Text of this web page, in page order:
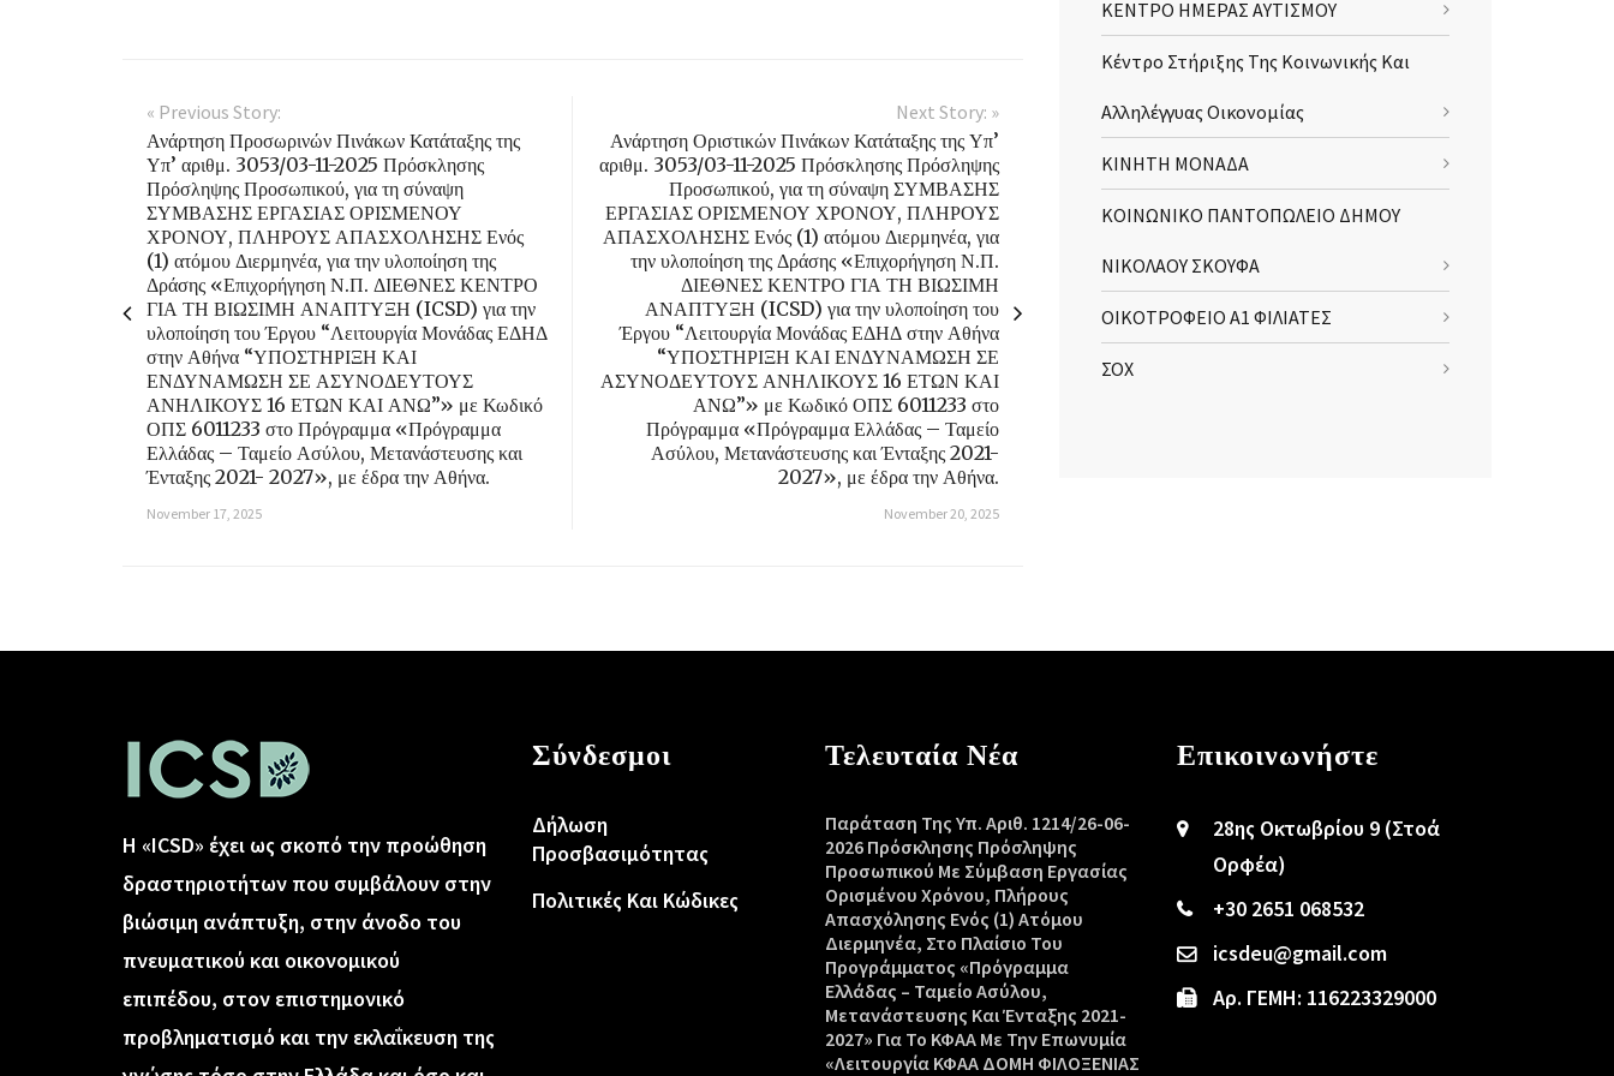
« Previous Story:
Ανάρτηση Προσωρινών Πινάκων Κατάταξης της
Υπ’ αριθμ. 3053/03-11-2025 Πρόσκλησης
Πρόσληψης Προσωπικού, για τη σύναψη
ΣΥΜΒΑΣΗΣ ΕΡΓΑΣΙΑΣ ΟΡΙΣΜΕΝΟΥ
ΧΡΟΝΟΥ, ΠΛΗΡΟΥΣ ΑΠΑΣΧΟΛΗΣΗΣ Ενός
(1) ατόμου Διερμηνέα, για την υλοποίηση της
Δράσης «Επιχορήγηση Ν.Π. ΔΙΕΘΝΕΣ ΚΕΝΤΡΟ
ΓΙΑ ΤΗ ΒΙΩΣΙΜΗ ΑΝΑΠΤΥΞΗ (ICSD) για την
υλοποίηση του Έργου “Λειτουργία Μονάδας ΕΔΗΔ
στην Αθήνα “ΥΠΟΣΤΗΡΙΞΗ ΚΑΙ
ΕΝΔΥΝΑΜΩΣΗ ΣΕ ΑΣΥΝΟΔΕΥΤΟΥΣ
ΑΝΗΛΙΚΟΥΣ 16 ΕΤΩΝ ΚΑΙ ΑΝΩ”» με Κωδικό
ΟΠΣ 6011233 στο Πρόγραμμα «Πρόγραμμα
Ελλάδας – Ταμείο Ασύλου, Μετανάστευσης και
Ένταξης 2021- 2027», με έδρα την Αθήνα.
November 17, 2025
Next Story: »
Ανάρτηση Οριστικών Πινάκων Κατάταξης της Υπ’
αριθμ. 3053/03-11-2025 Πρόσκλησης Πρόσληψης
Προσωπικού, για τη σύναψη ΣΥΜΒΑΣΗΣ
ΕΡΓΑΣΙΑΣ ΟΡΙΣΜΕΝΟΥ ΧΡΟΝΟΥ, ΠΛΗΡΟΥΣ
ΑΠΑΣΧΟΛΗΣΗΣ Ενός (1) ατόμου Διερμηνέα, για
την υλοποίηση της Δράσης «Επιχορήγηση Ν.Π.
ΔΙΕΘΝΕΣ ΚΕΝΤΡΟ ΓΙΑ ΤΗ ΒΙΩΣΙΜΗ
ΑΝΑΠΤΥΞΗ (ICSD) για την υλοποίηση του
Έργου “Λειτουργία Μονάδας ΕΔΗΔ στην Αθήνα
“ΥΠΟΣΤΗΡΙΞΗ ΚΑΙ ΕΝΔΥΝΑΜΩΣΗ ΣΕ
ΑΣΥΝΟΔΕΥΤΟΥΣ ΑΝΗΛΙΚΟΥΣ 16 ΕΤΩΝ ΚΑΙ
ΑΝΩ”» με Κωδικό ΟΠΣ 6011233 στο
Πρόγραμμα «Πρόγραμμα Ελλάδας – Ταμείο
Ασύλου, Μετανάστευσης και Ένταξης 2021-
2027», με έδρα την Αθήνα.
November 20, 2025
ΚΕΝΤΡΟ ΗΜΕΡΑΣ ΑΥΤΙΣΜΟΥ
Κέντρο Στήριξης Της Κοινωνικής Και
Αλληλέγγυας Οικονομίας
ΚΙΝΗΤΗ ΜΟΝΑΔΑ
ΚΟΙΝΩΝΙΚΟ ΠΑΝΤΟΠΩΛΕΙΟ ΔΗΜΟΥ
ΝΙΚΟΛΑΟΥ ΣΚΟΥΦΑ
ΟΙΚΟΤΡΟΦΕΙΟ Α1 ΦΙΛΙΑΤΕΣ
ΣΟΧ
Η «ICSD» έχει ως σκοπό την προώθηση
δραστηριοτήτων που συμβάλουν στην
βιώσιμη ανάπτυξη, στην άνοδο του
πνευματικού και οικονομικού
επιπέδου, στον επιστημονικό
προβληματισμό και την εκλαΐκευση της
Σύνδεσμοι
Δήλωση
Προσβασιμότητας
Πολιτικές Και Κώδικες
Τελευταία Νέα
Παράταση Της Υπ. Αριθ. 1214/26-06-
2026 Πρόσκλησης Πρόσληψης
Προσωπικού Με Σύμβαση Εργασίας
Ορισμένου Χρόνου, Πλήρους
Απασχόλησης Ενός (1) Ατόμου
Διερμηνέα, Στο Πλαίσιο Του
Προγράμματος «Πρόγραμμα
Ελλάδας – Ταμείο Ασύλου,
Μετανάστευσης Και Ένταξης 2021-
2027» Για Το ΚΦΑΑ Με Την Επωνυμία
«Λειτουργία ΚΦΑΑ ΔΟΜΗ ΦΙΛΟΞΕΝΙΑΣ
Επικοινωνήστε
28ης Οκτωβρίου 9 (Στοά
Ορφέα)
+30 2651 068532
icsdeu@gmail.com
Αρ. ΓΕΜΗ: 116223329000